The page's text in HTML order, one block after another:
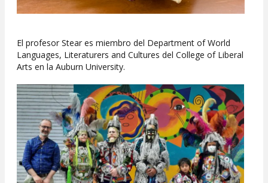
El profesor Stear es miembro del Department of World
Languages, Literaturers and Cultures del College of Liberal
Arts en la Auburn University.